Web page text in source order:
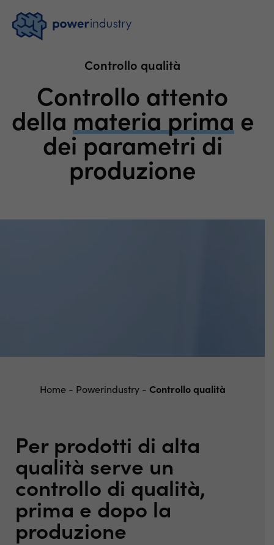
Controllo qualità
Controllo attento
della materia prima e
dei parametri di
produzione
Home - Powerindustry- Controllo qualità
Per prodotti di alta
qualità serve un
controllo di qualità,
prima e dopo la
produzione